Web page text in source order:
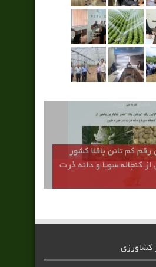
رقم كم تانن باقلا كشور
كنجاله سويا و دانه ذرت
کشاورزی